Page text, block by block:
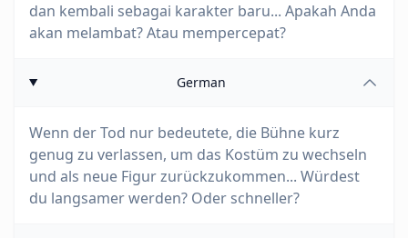
dan kembali sebagai karakter baru... Apakah Anda
akan melambat? Atau mempercepat?
German
Wenn der Tod nur bedeutete, die Bühne kurz
genug zu verlassen, um das Kostüm zu wechseln
und als neue Figur zurückzukommen... Würdest
du langsamer werden? Oder schneller?